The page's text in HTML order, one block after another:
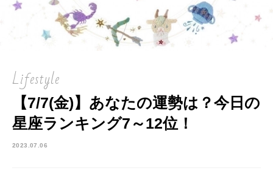
Lifestyle
【7/7(金)】あなたの運勢は？今日の
星座ランキング7～12位！
2023.07.06